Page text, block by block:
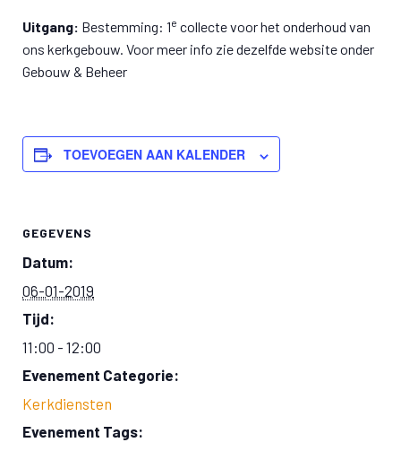
Uitgang: Bestemming: 1e collecte voor het onderhoud van
ons kerkgebouw. Voor meer info zie dezelfde website onder
Gebouw & Beheer
TOEVOEGEN AAN KALENDER
GEGEVENS
Datum:
06-01-2019
Tijd:
11:00 - 12:00
Evenement Categorie:
Kerkdiensten
Evenement Tags: